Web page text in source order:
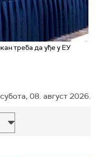
треба да уђе у ЕУ
субота, 08. август 2026.